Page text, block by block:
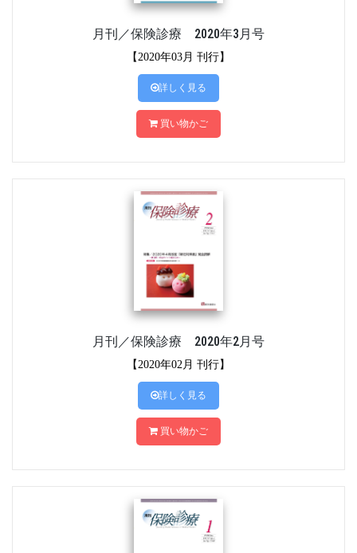
月刊／保険診療 2020年3月号
【2020年03月 刊行】
詳しく見る
買い物かご
月刊／保険診療 2020年2月号
【2020年02月 刊行】
詳しく見る
買い物かご